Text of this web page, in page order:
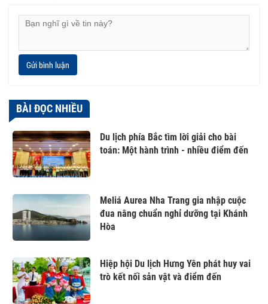
Gửi bình luận
BÀI ĐỌC NHIỀU
Du lịch phía Bắc tìm lời giải cho bài
toán: Một hành trình - nhiều điểm đến
Meliá Aurea Nha Trang gia nhập cuộc
đua nâng chuẩn nghỉ dưỡng tại Khánh
Hòa
Hiệp hội Du lịch Hưng Yên phát huy vai
trò kết nối sản vật và điểm đến